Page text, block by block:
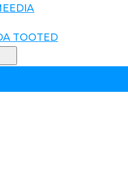
TOOTED